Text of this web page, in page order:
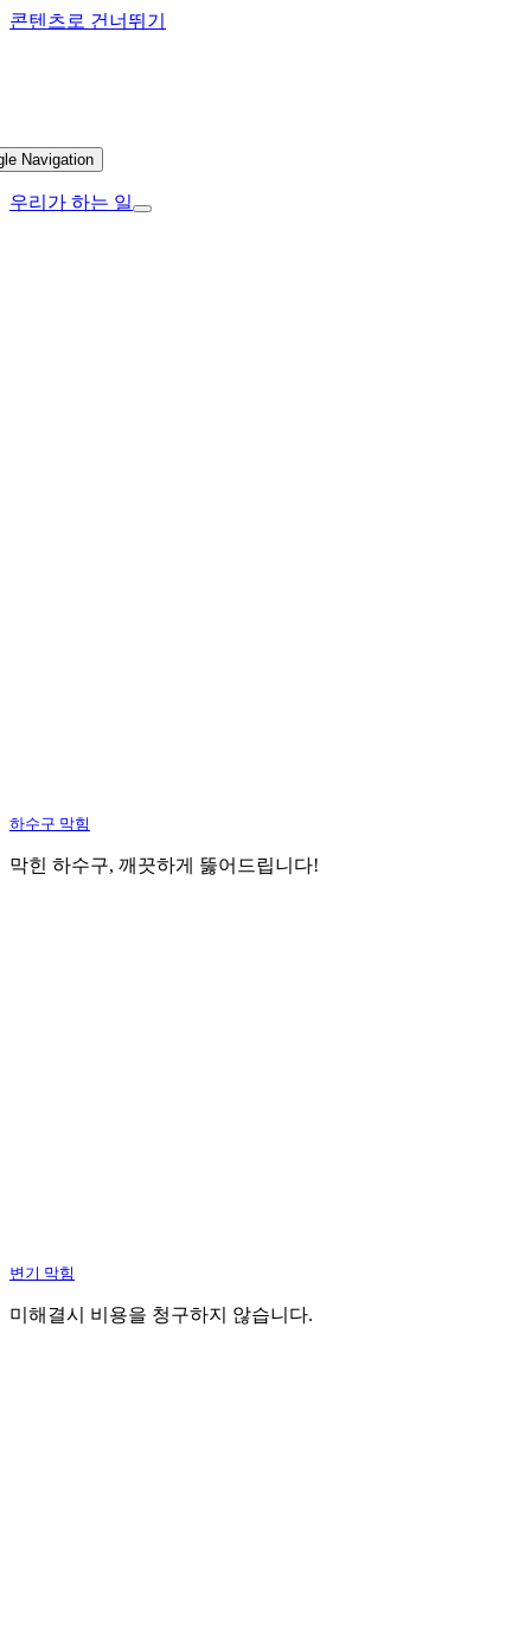
콘텐츠로 건너뛰기
Navigation
우리가 하는 일
하수구 막힘
막힌 하수구, 깨끗하게 뚫어드립니다!
변기 막힘
미해결시 비용을 청구하지 않습니다.